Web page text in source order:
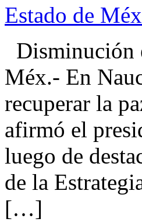
Estado de
Disminución
Méx.- En
recuperar la
afirmó el
luego de
de la
[…]